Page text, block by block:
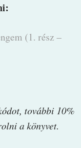
(1. rész –
további 10%
a könyvet.